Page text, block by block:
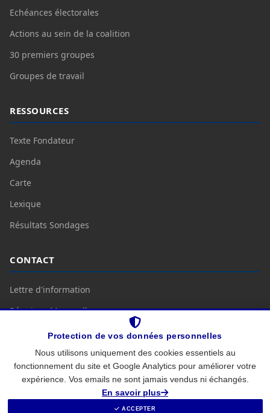
Protection de vos données personnelles
Nous utilisons uniquement des cookies essentiels au
fonctionnement du site et Google Analytics pour améliorer votre
expérience. Vos emails ne sont jamais vendus ni échangés.
En savoir plus
ACCEPTER
Echéances électorales
Actions au sein de la coalition
30 premiers groupes
Groupes de travail
RESSOURCES
Texte Fondateur
Agenda
Carte
Lexique
Résultats Sondages
CONTACT
Lettre d'information
Réunions Mensuelles
Nous Contacter
Mentions légales Protection des données
— coalition-citoyenne.fr